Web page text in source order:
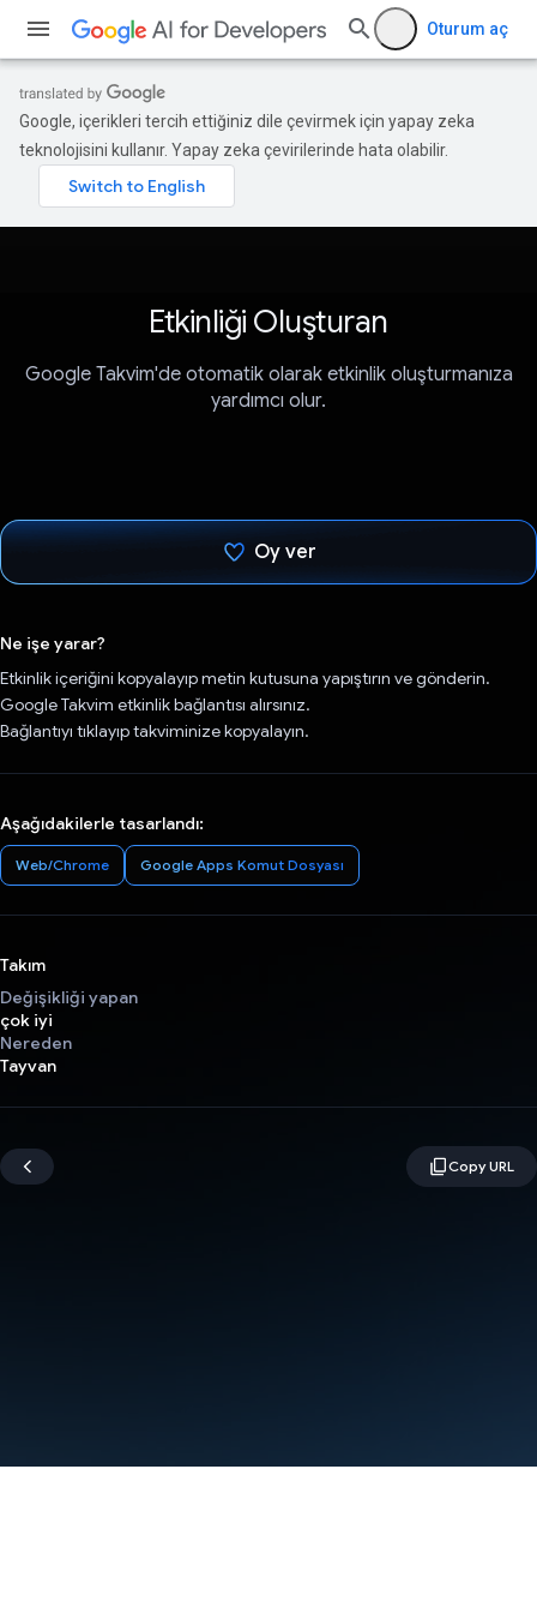
Oturum aç
Google, içerikleri tercih ettiğiniz dile çevirmek için yapay zeka
teknolojisini kullanır. Yapay zeka çevirilerinde hata olabilir.
Etkinliği Oluşturan
Google Takvim'de otomatik olarak etkinlik oluşturmanıza
yardımcı olur.
Oy ver
Ne işe yarar?
Etkinlik içeriğini kopyalayıp metin kutusuna yapıştırın ve gönderin.
Google Takvim etkinlik bağlantısı alırsınız.
Bağlantıyı tıklayıp takviminize kopyalayın.
Aşağıdakilerle tasarlandı:
Web/Chrome Google Apps Komut Dosyası
Takım
Değişikliği yapan
çok iyi
Nereden
Tayvan